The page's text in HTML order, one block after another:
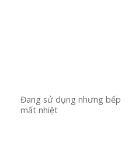
Đang sử dụng nhưng bếp
mất nhiệt